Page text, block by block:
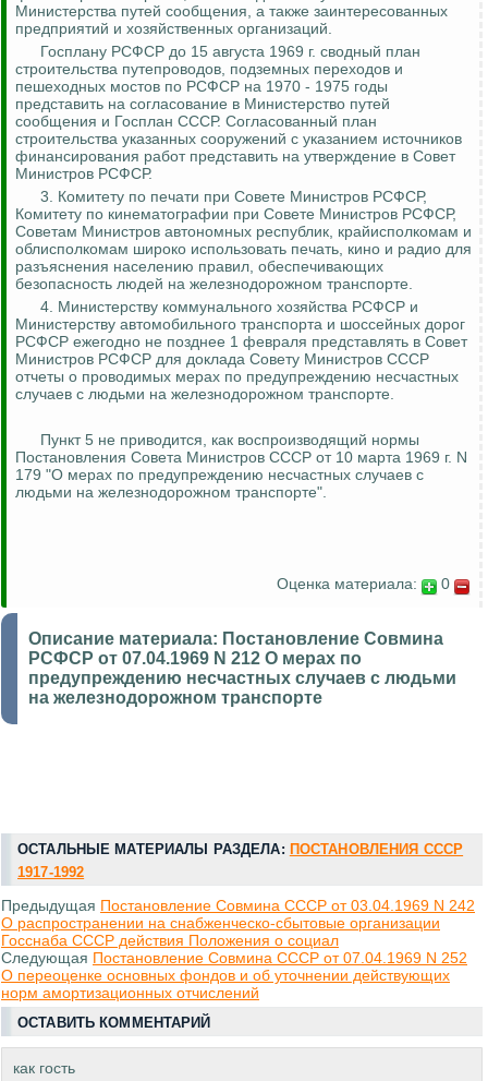
Министерства путей сообщения, а также заинтересованных
предприятий и хозяйственных организаций.
Госплану РСФСР до 15 августа 1969 г. сводный план
строительства путепроводов, подземных переходов и
пешеходных мостов по РСФСР на 1970 - 1975 годы
представить на согласование в Министерство путей
сообщения и Госплан СССР. Согласованный план
строительства указанных сооружений с указанием источников
финансирования работ представить на утверждение в Совет
Министров РСФСР.
3. Комитету по печати при Совете Министров РСФСР,
Комитету по кинематографии при Совете Министров РСФСР,
Советам Министров автономных республик, крайисполкомам и
облисполкомам широко использовать печать, кино и радио для
разъяснения населению правил, обеспечивающих
безопасность людей на железнодорожном транспорте.
4. Министерству коммунального хозяйства РСФСР и
Министерству автомобильного транспорта и шоссейных дорог
РСФСР ежегодно не позднее 1 февраля представлять в Совет
Министров РСФСР для доклада Совету Министров СССР
отчеты о проводимых мерах по предупреждению несчастных
случаев с людьми на железнодорожном транспорте.
Пункт 5 не приводится, как воспроизводящий нормы
Постановления Совета Министров СССР от 10 марта 1969 г. N
179 "О мерах по предупреждению несчастных случаев с
людьми на железнодорожном транспорте".
Оценка материала: 0
Описание материала: Постановление Совмина
РСФСР от 07.04.1969 N 212 О мерах по
предупреждению несчастных случаев с людьми
на железнодорожном транспорте
ОСТАЛЬНЫЕ МАТЕРИАЛЫ РАЗДЕЛА: ПОСТАНОВЛЕНИЯ СССР
1917-1992
Предыдущая Постановление Совмина СССР от 03.04.1969 N 242
О распространении на снабженческо-сбытовые организации
Госснаба СССР действия Положения о социал
Следующая Постановление Совмина СССР от 07.04.1969 N 252
О переоценке основных фондов и об уточнении действующих
норм амортизационных отчислений
ОСТАВИТЬ КОММЕНТАРИЙ
как гость